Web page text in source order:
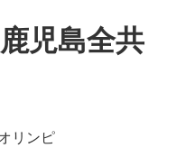
児島全共
リンピ